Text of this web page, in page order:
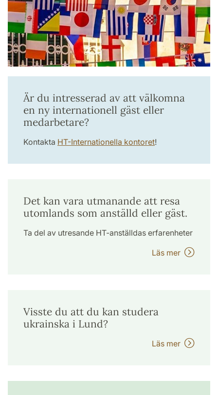
Är du intresserad av att välkomna
en ny internationell gäst eller
medarbetare?
Kontakta HT-Internationella kontoret!
Det kan vara utmanande att resa
utomlands som anställd eller gäst.
Ta del av utresande HT-anställdas erfarenheter
Läs mer
Visste du att du kan studera
ukrainska i Lund?
Läs mer